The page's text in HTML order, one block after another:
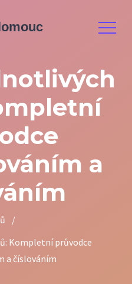
a
/
Kompletní průvodce
a číslováním